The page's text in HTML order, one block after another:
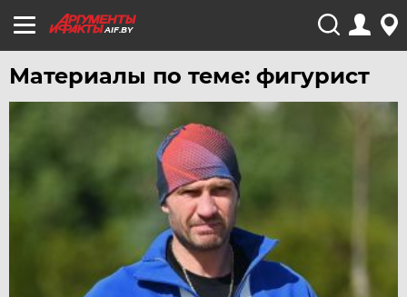
AIF.BY
Материалы по теме: фигурист